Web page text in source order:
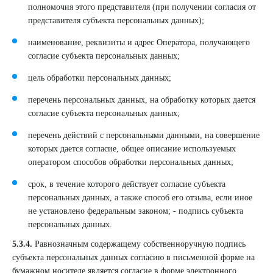
полномочия этого представителя (при получении согласия от
представителя субъекта персональных данных);
наименование, реквизиты и адрес Оператора, получающего
согласие субъекта персональных данных;
цель обработки персональных данных;
перечень персональных данных, на обработку которых дается
согласие субъекта персональных данных;
перечень действий с персональными данными, на совершение
которых дается согласие, общее описание используемых
оператором способов обработки персональных данных;
срок, в течение которого действует согласие субъекта
персональных данных, а также способ его отзыва, если иное
не установлено федеральным законом; - подпись субъекта
персональных данных.
5.3.4. Равнозначным содержащему собственноручную подпись
субъекта персональных данных согласию в письменной форме на
бумажном носителе является согласие в форме электронного
Выберите сопутствующую услугу